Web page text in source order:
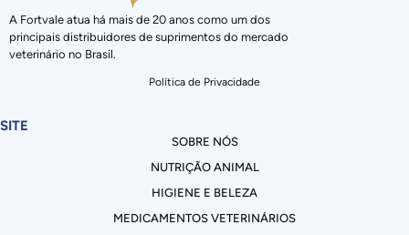
A Fortvale atua há mais de 20 anos como um dos
principais distribuidores de suprimentos do mercado
veterinário no Brasil.
Política de Privacidade
SITE
SOBRE NÓS
NUTRIÇÃO ANIMAL
HIGIENE E BELEZA
MEDICAMENTOS VETERINÁRIOS